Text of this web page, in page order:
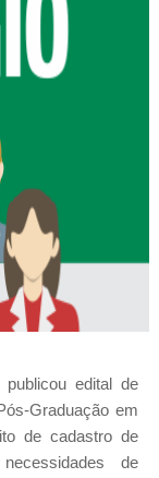
edital de
Graduação em
de cadastro de
de